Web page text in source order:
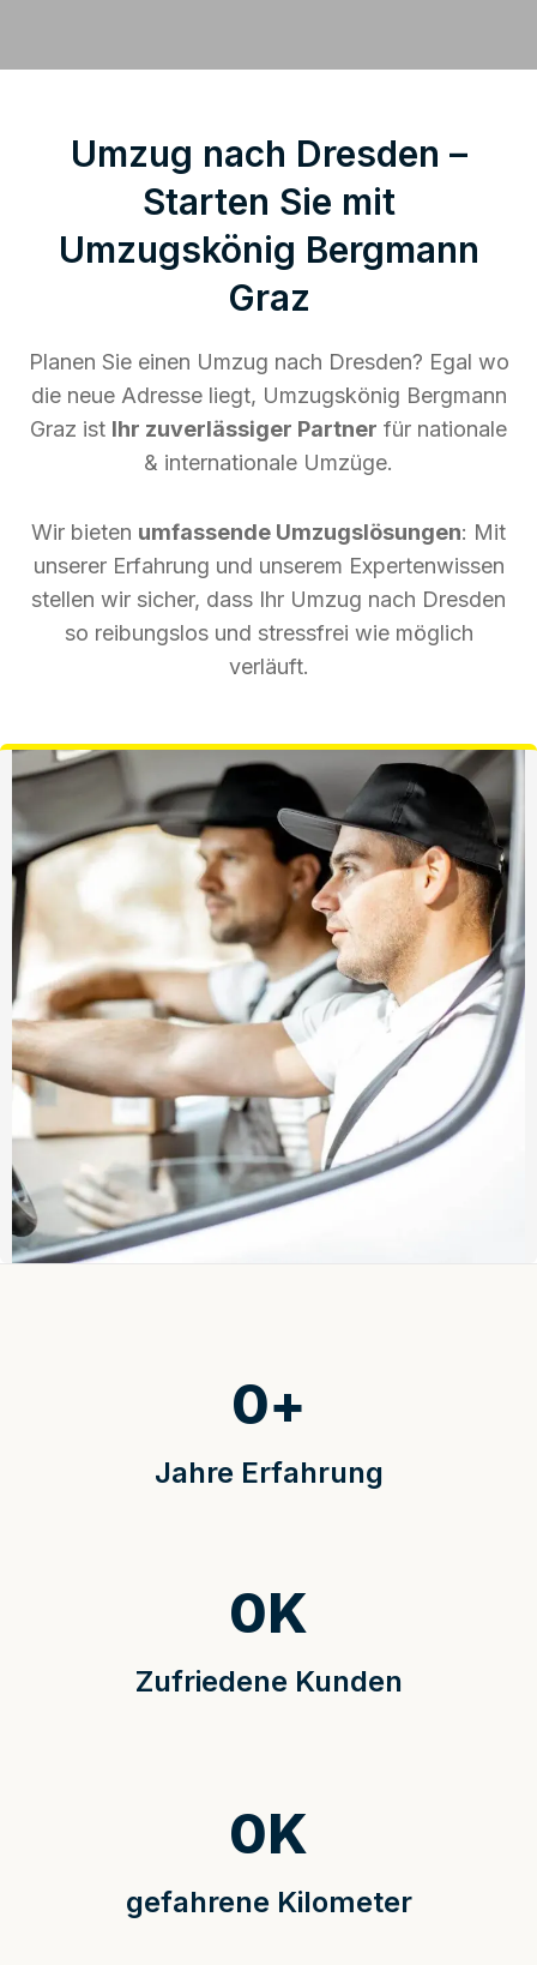
Umzug nach Dresden –
Starten Sie mit
Umzugskönig Bergmann
Graz
Planen Sie einen Umzug nach Dresden? Egal wo
die neue Adresse liegt, Umzugskönig Bergmann
Graz ist Ihr zuverlässiger Partner für nationale
& internationale Umzüge.
Wir bieten umfassende Umzugslösungen: Mit
unserer Erfahrung und unserem Expertenwissen
stellen wir sicher, dass Ihr Umzug nach Dresden
so reibungslos und stressfrei wie möglich
verläuft.
Jahre Erfahrung
0+
Zufriedene Kunden
0K
gefahrene Kilometer
0K